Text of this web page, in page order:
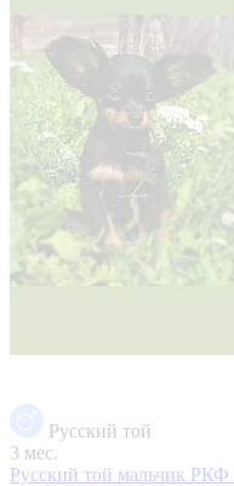
Русский той
3 мес.
Русский той мальчик РКФ